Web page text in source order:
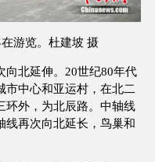
游览。杜建坡 摄
向北延伸。20世纪80年代
市中心和亚运村，在北二
环外，为北辰路。中轴线
线再次向北延长，鸟巢和